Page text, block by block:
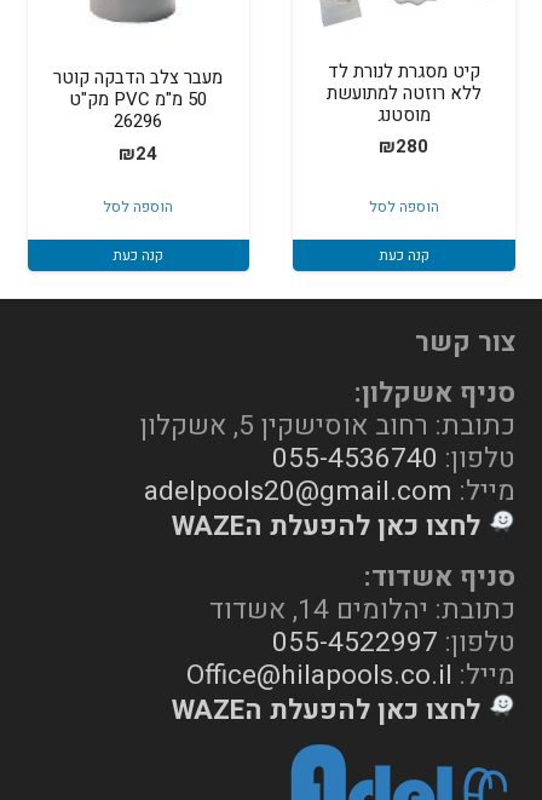
קיט מסגרת לנורת לד
ללא רוזטה למתועשת
מוסטנג
₪280
הוספה לסל
קנה כעת
מעבר צלב הדבקה קוטר
50 מ"מ PVC מק"ט
26296
₪24
הוספה לסל
קנה כעת
צור קשר
סניף אשקלון:
כתובת: רחוב אוסישקין 5, אשקלון
טלפון: 055-4536740
מייל: adelpools20@gmail.com
לחצו כאן להפעלת הWAZE
סניף אשדוד:
כתובת: יהלומים 14, אשדוד
טלפון: 055-4522997
מייל: Office@hilapools.co.il
לחצו כאן להפעלת הWAZE